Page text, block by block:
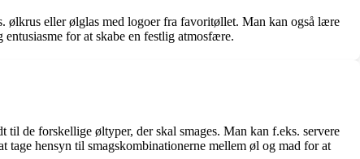
ølkrus eller ølglas med logoer fra favoritøllet. Man kan også lære
for at skabe en festlig atmosfære.
til de forskellige øltyper, der skal smages. Man kan f.eks. servere
tage hensyn til smagskombinationerne mellem øl og mad for at